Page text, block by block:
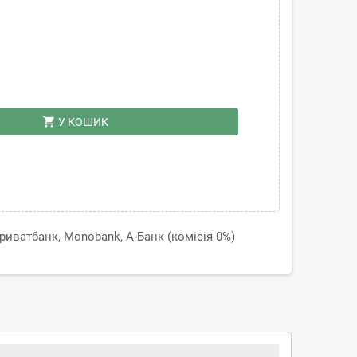
shopping_cart У КОШИК
Monobank, А-Банк (комісія 0%)